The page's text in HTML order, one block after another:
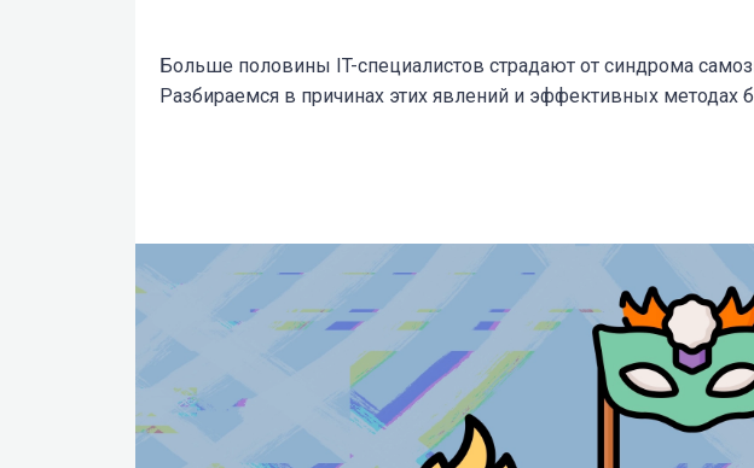
Больше половины IT-специалистов страдают от синдрома
Разбираемся в причинах этих явлений и эффективных методах